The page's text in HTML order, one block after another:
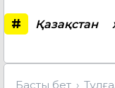
# Қазақстан
Басты бет